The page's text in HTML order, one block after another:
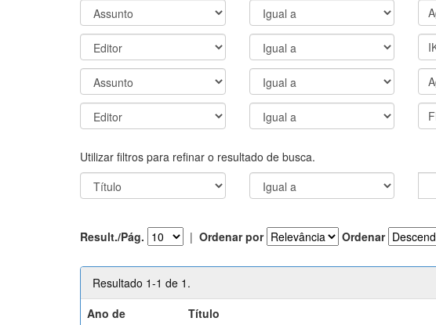
Utilizar filtros para refinar o resultado de busca.
Result./Pág. | Ordenar por Ordenar
Resultado 1-1 de 1.
Ano de
Título